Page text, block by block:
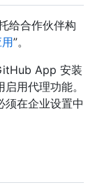
给合作伙伴构
”。
App 安装
用代理功能。
须在企业设置中